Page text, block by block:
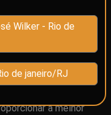
a melhor
Wilker - Rio de
de janeiro/RJ